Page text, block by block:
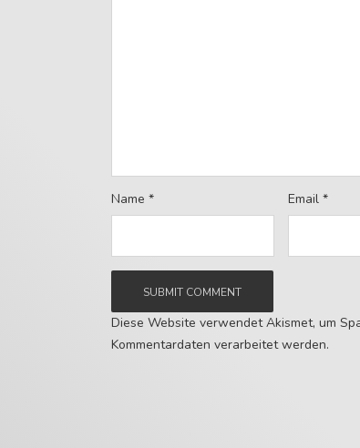
Name * Email *
Diese Website verwendet Akismet, um
Kommentardaten verarbeitet werden.